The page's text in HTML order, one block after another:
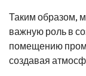
Таким образом,
важную роль в
помещению
создавая